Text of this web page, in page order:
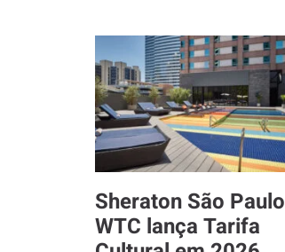
Sheraton São Paulo
WTC lança Tarifa